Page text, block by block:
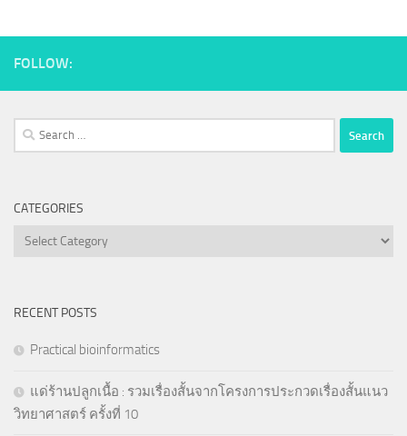
FOLLOW:
Search
for:
CATEGORIES
Categories
RECENT POSTS
Practical bioinformatics
แด่ร้านปลูกเนื้อ : รวมเรื่องสั้นจากโครงการประกวดเรื่องสั้นแนว
วิทยาศาสตร์ ครั้งที่ 10